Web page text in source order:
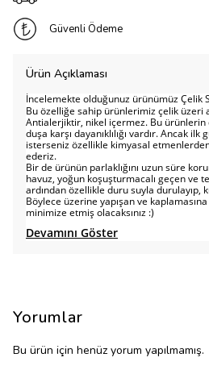
Güvenli Ödeme
Ürün Açıklaması
İncelemekte olduğunuz ürünümüz Çelik
Bu özelliğe sahip ürünlerimiz çelik üzeri
Antialerjiktir, nikel içermez. Bu ürünlerin
duşa karşı dayanıklılığı vardır. Ancak
isterseniz özellikle kimyasal
ederiz.
Bir de ürünün parlaklığını uzun süre
havuz, yoğun koşuşturmacalı geçen ve
ardından özellikle duru suyla durulayıp,
Böylece üzerine yapışan ve
minimize etmiş olacaksınız :)
Devamını Göster
Yorumlar
Bu ürün için henüz yorum yapılmamış.